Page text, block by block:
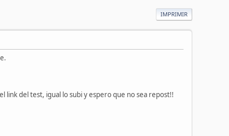
IMPRIMIR
link del test, igual lo subi y espero que no sea repost!!